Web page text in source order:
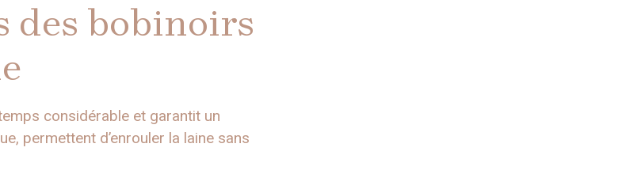
des bobinoirs
considérable et garantit un
permettent d’enrouler la laine sans